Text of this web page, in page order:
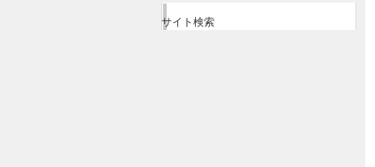
サイト検索